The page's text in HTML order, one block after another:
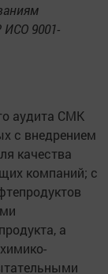
ИСО 9001-
аудита СМК
с внедрением
качества
компаний; с
а